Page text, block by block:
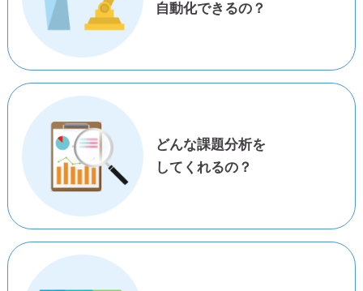
自動化できるの？
どんな課題分析を
してくれるの？